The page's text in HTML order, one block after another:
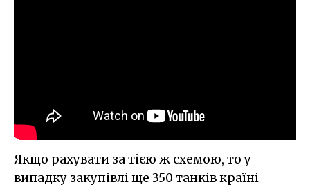
Якщо рахувати за тією ж схемою, то у
випадку закупівлі ще 350 танків країні